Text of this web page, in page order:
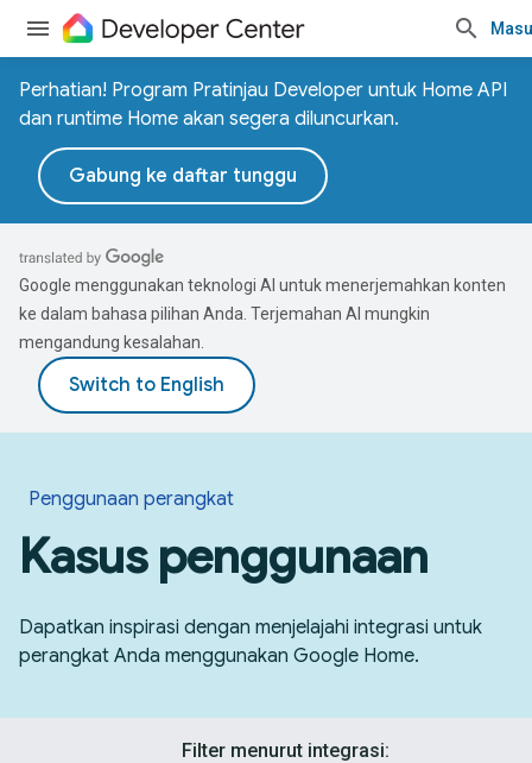
Perhatian! Program Pratinjau Developer untuk Home API
dan runtime Home akan segera diluncurkan.
Gabung ke daftar tunggu
Google menggunakan teknologi AI untuk menerjemahkan konten
ke dalam bahasa pilihan Anda. Terjemahan AI mungkin
mengandung kesalahan.
Penggunaan perangkat
Kasus penggunaan
Dapatkan inspirasi dengan menjelajahi integrasi untuk
perangkat Anda menggunakan Google Home.